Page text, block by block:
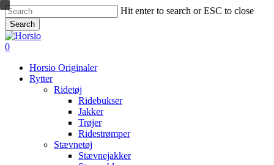
Skip
to
main
content
Hit enter to search or ESC to close
Search
Close
Search
search
account
0
Horsio Originaler
Rytter
Ridetøj
Ridebukser
Jakker
Trøjer
Ridestrømper
Stævnetøj
Stævnejakker